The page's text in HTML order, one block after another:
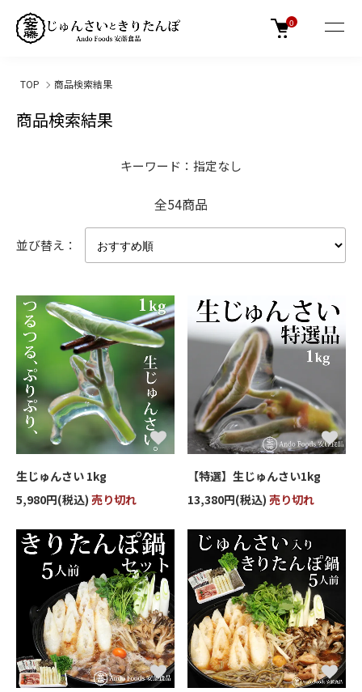
0
TOP 商品検索結果
商品検索結果
キーワード：指定なし
全54商品
並び替え：
生じゅんさい 1kg
5,980円(税込) 売り切れ
【特選】生じゅんさい1kg
13,380円(税込) 売り切れ